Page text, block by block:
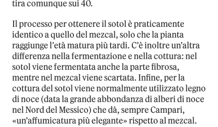
tira comunque sui 40.
Il processo per ottenere il sotol è praticamente
identico a quello del mezcal, solo che la pianta
raggiunge l’età matura più tardi. C’è inoltre un’altra
differenza nella fermentazione e nella cottura: nel
sotol viene fermentata anche la parte fibrosa,
mentre nel mezcal viene scartata. Infine, per la
cottura del sotol viene normalmente utilizzato legno
di noce (data la grande abbondanza di alberi di noce
nel Nord del Messico) che dà, sempre Campari,
«un’affumicatura più elegante» rispetto al mezcal.